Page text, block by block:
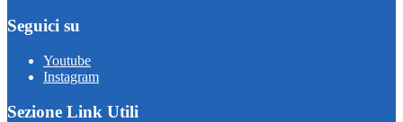
Seguici su
Youtube
Instagram
Sezione Link Utili